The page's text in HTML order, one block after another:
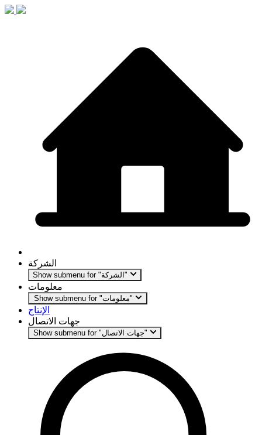
الشركة
Show submenu for "الشركة"
معلومات
Show submenu for "معلومات"
الإنتاج
جهات الاتصال
Show submenu for "جهات الاتصال"